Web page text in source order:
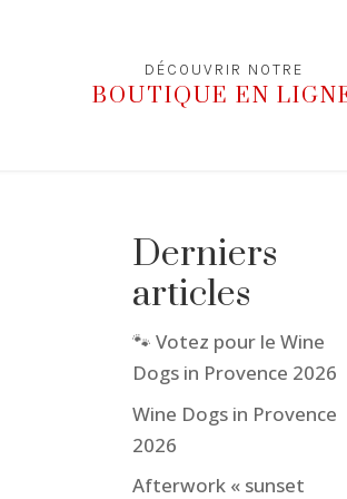
DÉCOUVRIR NOTRE
BOUTIQUE EN
Derniers
articles
🐾 Votez pour le Wine
Dogs in Provence 2026
Wine Dogs in Provence
2026
Afterwork « sunset